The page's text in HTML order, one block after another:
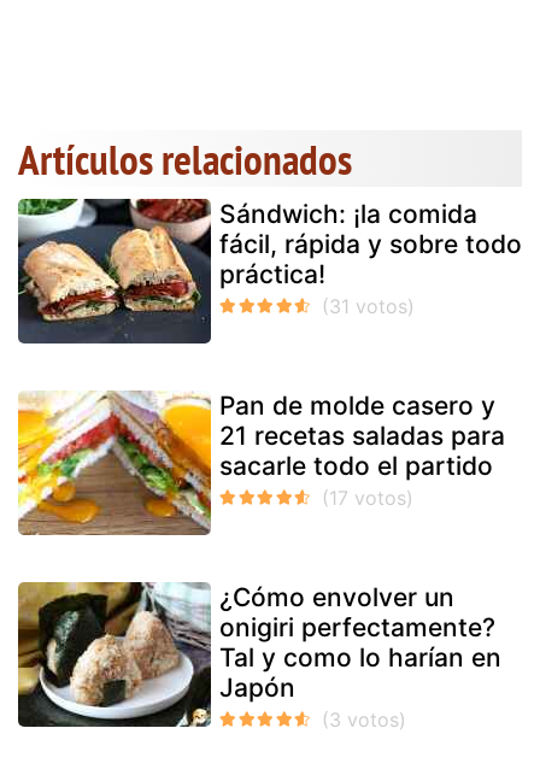
Artículos relacionados
Sándwich: ¡la comida
fácil, rápida y sobre todo
práctica!
Pan de molde casero y
21 recetas saladas para
sacarle todo el partido
¿Cómo envolver un
onigiri perfectamente?
Tal y como lo harían en
Japón